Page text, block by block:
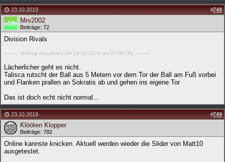
23.10.2019 #748
Mrv2002
Beiträge: 72
Division Rivals
---------- Beitrag aktualisiert am 23.10.2019 um 21:08 Uhr ----------
Lächerlicher geht es nicht.
Talisca rutscht der Ball aus 5 Metern vor dem Tor der Ball am Fuß vorbei
und Flanken prallen an Sokratis ab und gehen ins eigene Tor
Das ist doch echt nicht normal...
23.10.2019 #749
Klööten Klopper
Beiträge: 782
Online kannste knicken. Aktuell werden wieder die Slider von Matt10
ausgetestet.